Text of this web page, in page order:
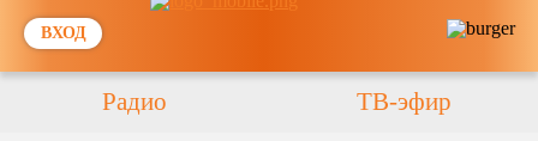
ВХОД
Радио ТВ-эфир